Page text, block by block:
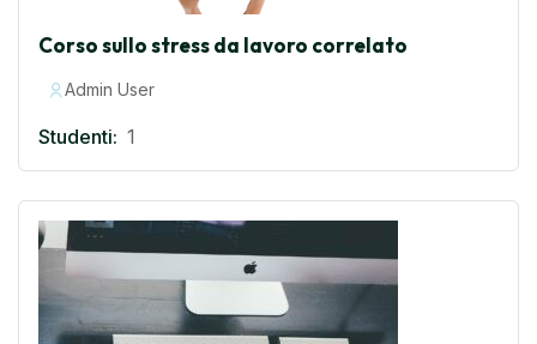
Corso sullo stress da lavoro correlato
Admin User
Studenti: 1